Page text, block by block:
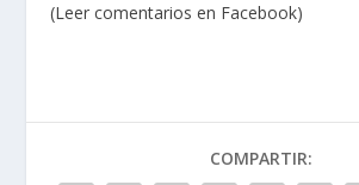
(Leer comentarios en Facebook)
COMPARTIR: